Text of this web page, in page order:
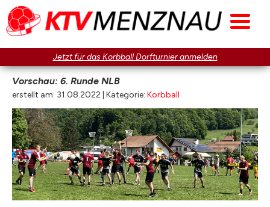
Jetzt für das Korbball Dorfturnier anmelden
Vorschau: 6. Runde NLB
erstellt am: 31.08.2022 | Kategorie: Korbball